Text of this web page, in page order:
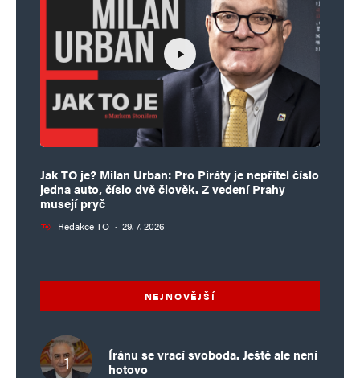
Jak TO je? Milan Urban: Pro Piráty je nepřítel číslo
jedna auto, číslo dvě člověk. Z vedení Prahy
musejí pryč
Redakce TO · 29. 7. 2026
NEJNOVĚJŠÍ
Íránu se vrací svoboda. Ještě ale není
hotovo